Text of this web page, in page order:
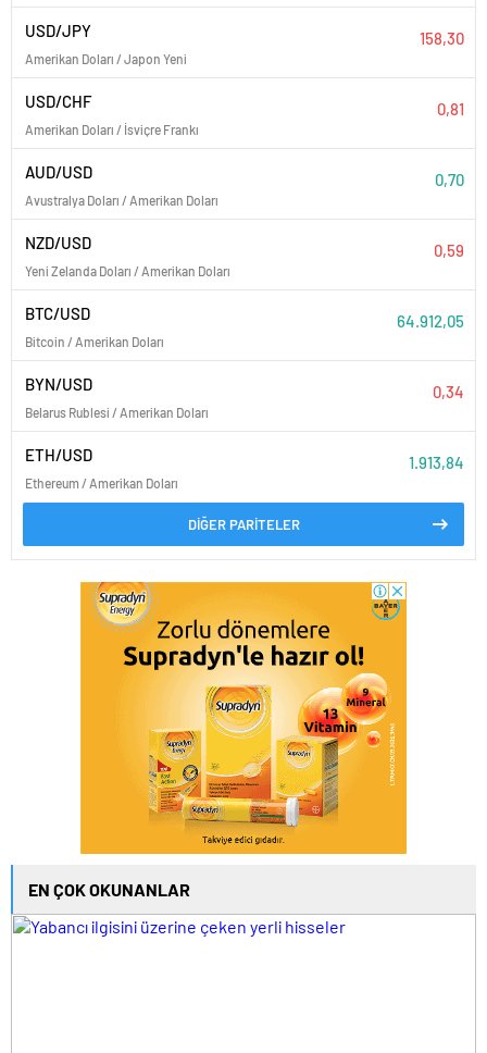
USD/JPY
Amerikan Doları / Japon Yeni
158,30
USD/CHF
Amerikan Doları / İsviçre Frankı
0,81
AUD/USD
Avustralya Doları / Amerikan Doları
0,70
NZD/USD
Yeni Zelanda Doları / Amerikan Doları
0,59
BTC/USD
Bitcoin / Amerikan Doları
64.912,05
BYN/USD
Belarus Rublesi / Amerikan Doları
0,34
ETH/USD
Ethereum / Amerikan Doları
1.913,84
DİĞER PARİTELER
EN ÇOK OKUNANLAR